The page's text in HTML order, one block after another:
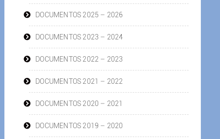
DOCUMENTOS 2025 – 2026
DOCUMENTOS 2023 – 2024
DOCUMENTOS 2022 – 2023
DOCUMENTOS 2021 – 2022
DOCUMENTOS 2020 – 2021
DOCUMENTOS 2019 – 2020